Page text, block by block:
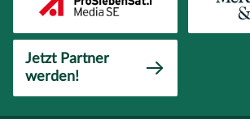
Jetzt Partner
werden!